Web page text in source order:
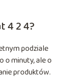
4 2 4?
podziale
o minuty, ale o
produktów.